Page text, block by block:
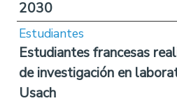
2030
Estudiantes
Estudiantes francesas
de investigación en
Usach